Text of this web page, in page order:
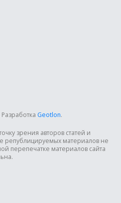
Разработка Geotlon.
зрения авторов статей и
републицируемых материалов не
перепечатке материалов сайта